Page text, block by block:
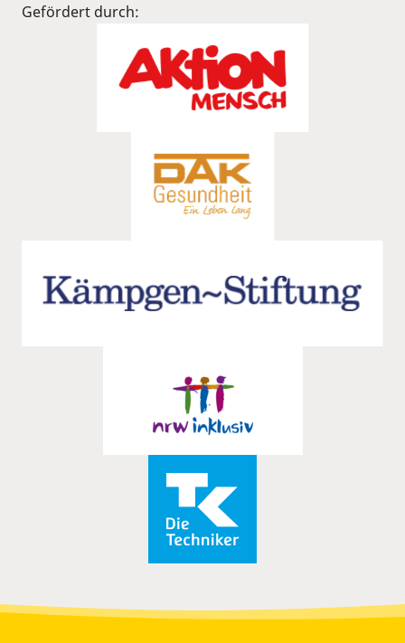
Gefördert durch: